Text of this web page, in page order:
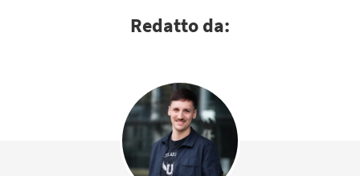
Redatto da: